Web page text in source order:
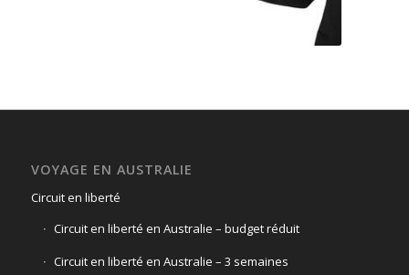
VOYAGE EN AUSTRALIE
Circuit en liberté
Circuit en liberté en Australie – budget réduit
Circuit en liberté en Australie – 3 semaines